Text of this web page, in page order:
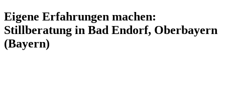
Eigene Erfahrungen machen:
Stillberatung in Bad Endorf, Oberbayern
(Bayern)